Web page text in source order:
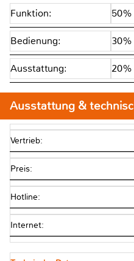
Funktion: 50%
Bedienung: 30%
Ausstattung: 20%
Ausstattung &
Vertrieb:
Preis:
Hotline:
Internet: